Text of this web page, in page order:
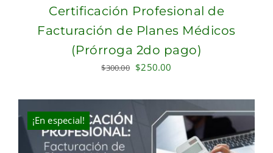
Certificación Profesional de
Facturación de Planes Médicos
(Prórroga 2do pago)
$300.00 Original
was:
$300.00.
$250.00
is:
$250.00.
¡En especial!